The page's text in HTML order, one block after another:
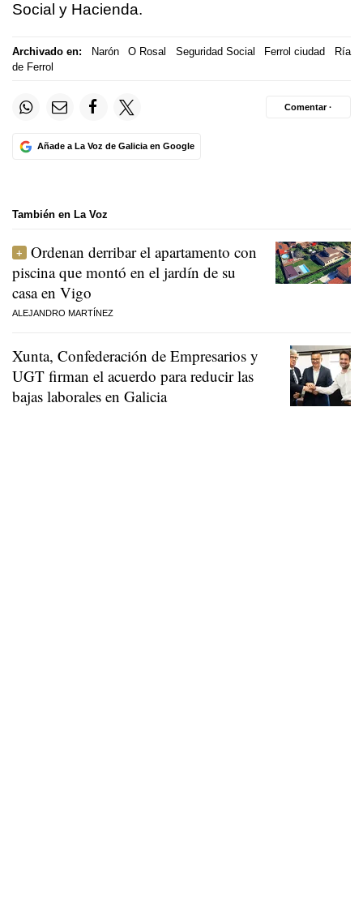
Social y Hacienda.
Archivado en: Narón O Rosal Seguridad Social Ferrol ciudad
Ría
de Ferrol
Añade a La Voz de Galicia en Google
Comentar ·
También en La Voz
Ordenan derribar el apartamento con
piscina que montó en el jardín de su
casa en Vigo
ALEJANDRO MARTÍNEZ
Xunta, Confederación de Empresarios y
UGT firman el acuerdo para reducir las
bajas laborales en Galicia